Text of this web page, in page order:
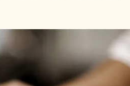
Cocoa Horizons,
con cooperativas de
para abastecernos
de cacao 100 %
con las que